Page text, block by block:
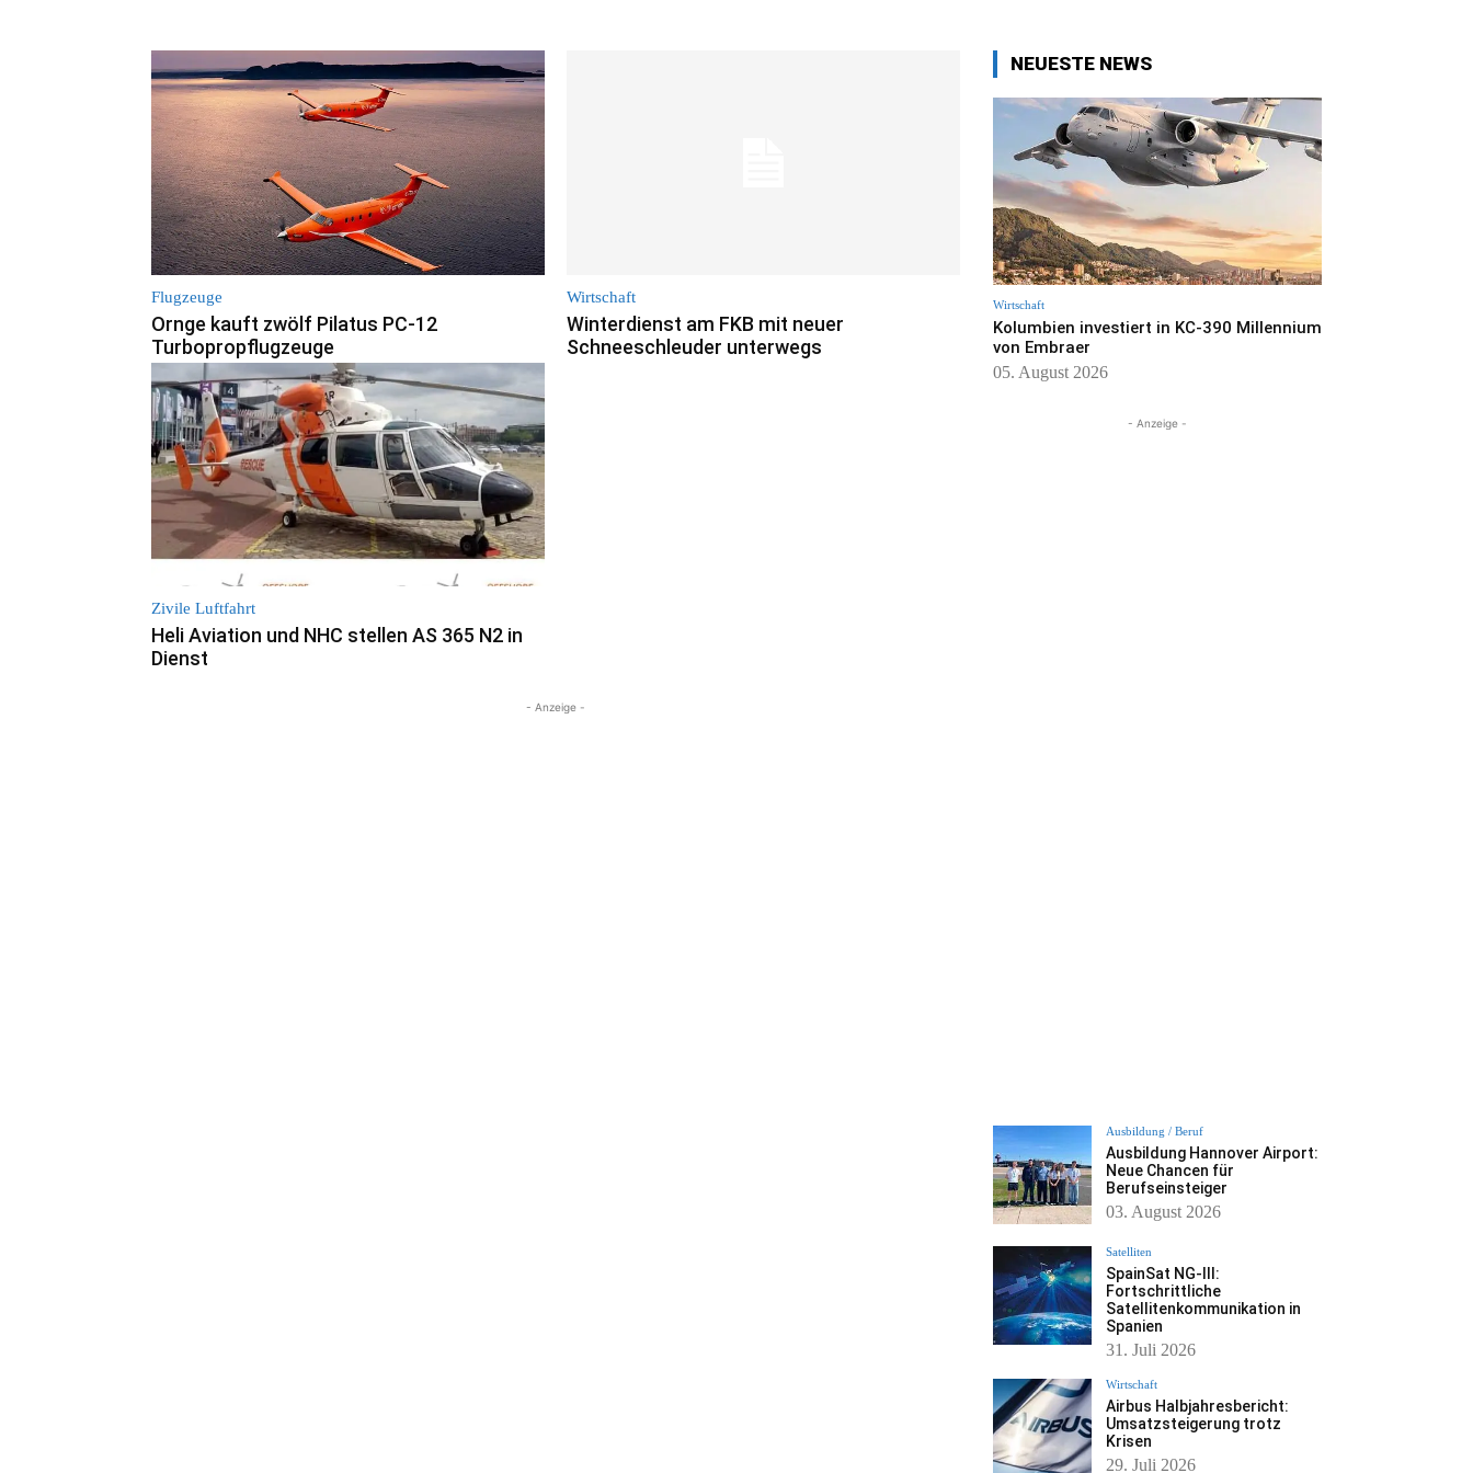
Flugzeuge
Ornge kauft zwölf Pilatus PC-12
Turbopropflugzeuge
Wirtschaft
Winterdienst am FKB mit neuer
Schneeschleuder unterwegs
Zivile Luftfahrt
Heli Aviation und NHC stellen AS 365 N2 in
Dienst
- Anzeige -
NEUESTE NEWS
Wirtschaft
Kolumbien investiert in KC-390 Millennium
von Embraer
05. August 2026
- Anzeige -
Ausbildung / Beruf
Ausbildung Hannover Airport:
Neue Chancen für
Berufseinsteiger
03. August 2026
Satelliten
SpainSat NG-III:
Fortschrittliche
Satellitenkommunikation in
Spanien
31. Juli 2026
Wirtschaft
Airbus Halbjahresbericht:
Umsatzsteigerung trotz
Krisen
29. Juli 2026